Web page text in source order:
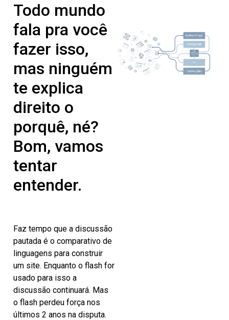
Todo mundo
fala pra você
fazer isso,
mas ninguém
te explica
direito o
porquê, né?
Bom, vamos
tentar
entender.
Faz tempo que a discussão
pautada é o comparativo de
linguagens para construir
um site. Enquanto o flash for
usado para isso a
discussão continuará. Mas
o flash perdeu força nos
últimos 2 anos na disputa.